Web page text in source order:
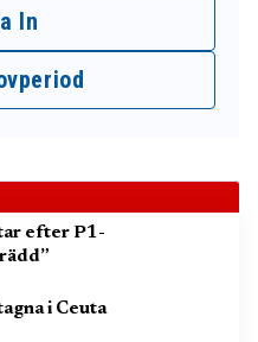
In
efter P1-
i Ceuta